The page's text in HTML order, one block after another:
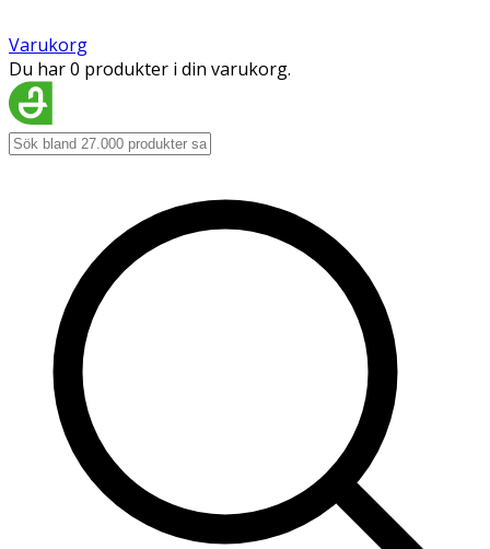
Varukorg
Du har 0 produkter i din varukorg.